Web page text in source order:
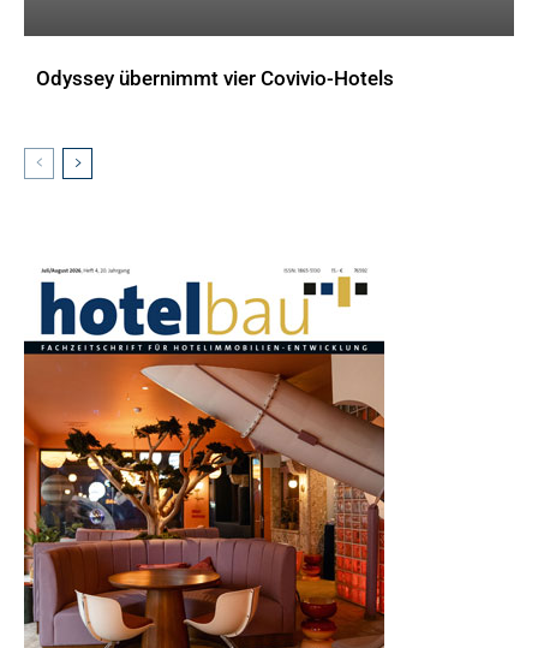
Odyssey übernimmt vier Covivio-Hotels